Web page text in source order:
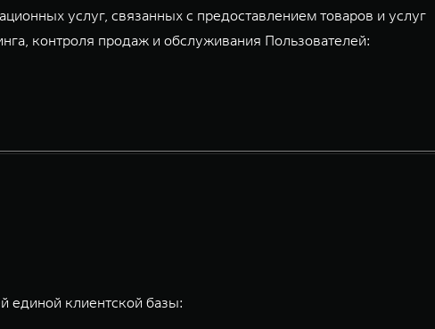
услуг, связанных с предоставлением товаров и услуг
контроля продаж и обслуживания Пользователей:
единой клиентской базы: